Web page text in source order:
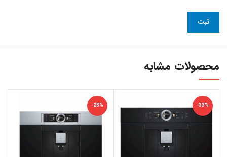
محصولات مشابه
-33%
-28%